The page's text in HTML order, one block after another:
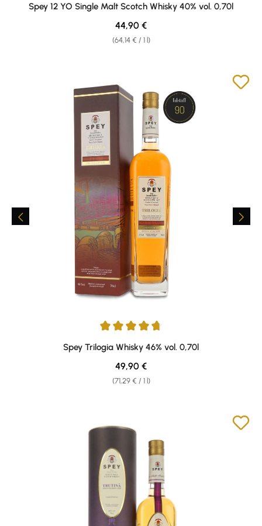
Spey 12 YO Single Malt Scotch Whisky 40% vol. 0,70l
(64,14 € / 1 l)
Regular price:
44,90 €
Average rating of 4.67 out of 5 stars
Spey Trilogia Whisky 46% vol. 0,70l
(71,29 € / 1 l)
Regular price:
49,90 €